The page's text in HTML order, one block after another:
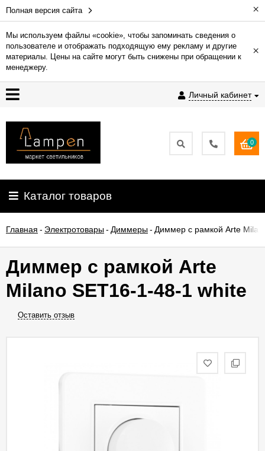
Полная версия сайта ×
Мы используем файлы «cookie», чтобы запоминать сведения о
пользователе и отображать подходящую ему рекламу и другие
материалы. Цены на сайте могут быть снижены при обращении к
менеджеру.
×
Личный кабинет
Гарантия
Доставка
и
Контакты
освещения
О
0
Каталог товаров
Главная - Электротовары- Диммеры- Диммер с рамкой Arte
Диммер с рамкой Arte
Milano SET16-1-48-1 white
Оставить отзыв